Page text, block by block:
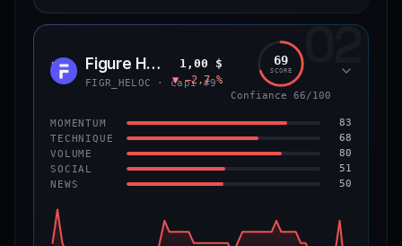
CAP. MARCHÉ VOLUME 24 H
VAR. 7 J VAR. 30 J
+2,0 %
VS ATH
−8,5 %
CONFIANCE 69/100
02
FIGR Figure Heloc
FIGR_HELOC · capi #9
1,00 $
▼ −2,7 %
69
SCORE
Confiance 66/100
MOMENTUM 83
TECHNIQUE 68
VOLUME 80
SOCIAL 51
NEWS 50